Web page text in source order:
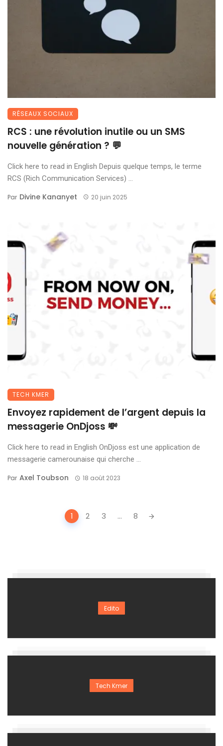
RÉSEAUX SOCIAUX
RCS : une révolution inutile ou un SMS
nouvelle génération ? 💬
Click here to read in English Depuis quelque temps, le terme
RCS (Rich Communication Services) ...
Par Divine Kananyet 20 juin 2025
TECH KMER
Envoyez rapidement de l’argent depuis la
messagerie OnDjoss 💸
Click here to read in English OnDjoss est une application de
messagerie camerounaise qui cherche ...
Par Axel Toubson 18 août 2023
1 2 3 ... 8
Edito
Tech Kmer